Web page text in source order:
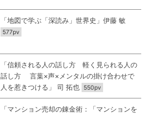
「地図で学ぶ「深読み」世界史」伊藤 敏
577pv
「信頼される人の話し方 軽く見られる人の
話し方 言葉×声×メンタルの掛け合わせで
人を惹きつける」 司 拓也 550pv
「マンション売却の錬金術：「マンションを